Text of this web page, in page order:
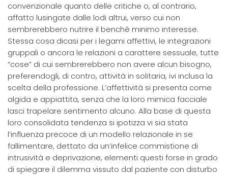
convenzionale quanto delle critiche o, al contrario,
affatto lusingate dalle lodi altrui, verso cui non
sembrerebbero nutrire il benchè minimo interesse.
Stessa cosa dicasi per i legami affettivi, le integrazioni
gruppali o ancora le relazioni a carattere sessuale, tutte
“cose” di cui sembrerebbero non avere alcun bisogno,
preferendogli, di contro, attività in solitaria, ivi inclusa la
scelta della professione. L’affettività si presenta come
algida e appiattita, senza che la loro mimica facciale
lasci trapelare sentimento alcuno. Alla base di questa
loro consolidata tendenza si ipotizza vi sia stata
l’influenza precoce di un modello relazionale in se
fallimentare, dettato da un’infelice commistione di
intrusività e deprivazione, elementi questi forse in grado
di spiegare il dilemma vissuto dal paziente con disturbo